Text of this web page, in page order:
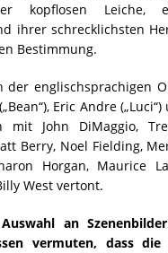
kopflosen Leiche,
ihrer schrecklichsten
Bestimmung.
der englischsprachigen
Eric Andre
mit John DiMaggio,
Berry, Noel Fielding,
Horgan, Maurice
West vertont.
an
vermuten, dass